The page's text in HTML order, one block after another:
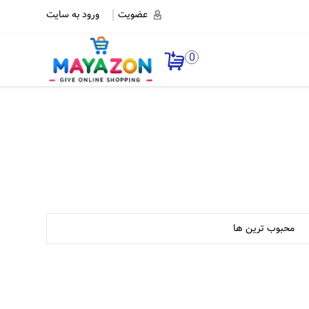
عضویت ورود به سایت
0
محبوب ترین ها